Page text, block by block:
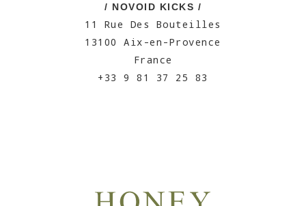
/ NOVOID KICKS /
11 Rue Des Bouteilles
13100 Aix-en-Provence
France
+33 9 81 37 25 83